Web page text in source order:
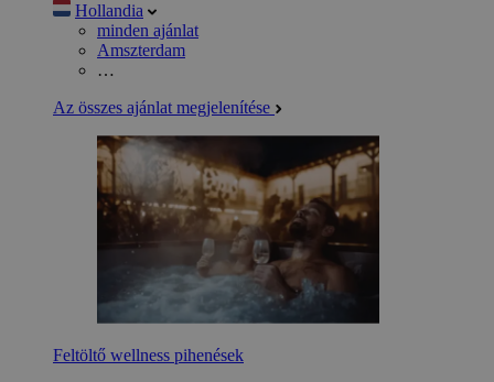
Hollandia
minden ajánlat
Amszterdam
…
Az összes ajánlat megjelenítése
Feltöltő wellness pihenések